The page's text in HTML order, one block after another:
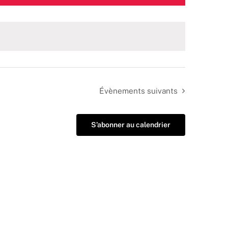
Évènements suivants
S’abonner au calendrier